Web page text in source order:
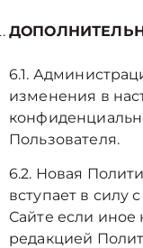
6.1.
изменения в
Пользователя.
6.2. Новая
вступает в силу
Сайте если
редакцией